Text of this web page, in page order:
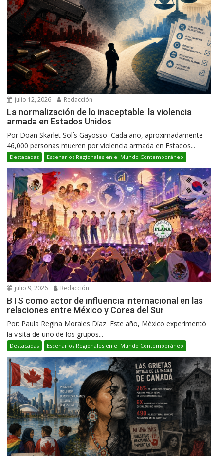
julio 12, 2026 Redacción
La normalización de lo inaceptable: la violencia
armada en Estados Unidos
Por Doan Skarlet Solís Gayosso Cada año, aproximadamente
46,000 personas mueren por violencia armada en Estados...
Destacadas Escenarios Regionales en el Mundo Contemporáneo
julio 9, 2026 Redacción
BTS como actor de influencia internacional en las
relaciones entre México y Corea del Sur
Por: Paula Regina Morales Díaz Este año, México experimentó
la visita de uno de los grupos...
Destacadas Escenarios Regionales en el Mundo Contemporáneo